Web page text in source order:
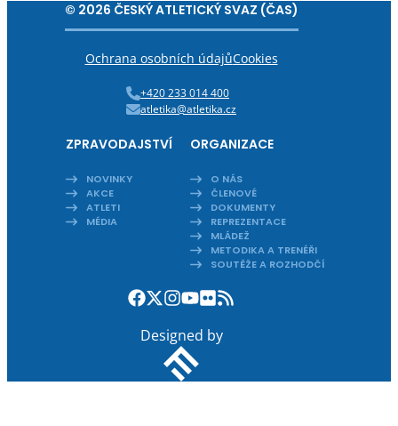
© 2026 ČESKÝ ATLETICKÝ SVAZ (ČAS)
Ochrana osobních údajůCookies
+420 233 014 400
atletika@atletika.cz
ZPRAVODAJSTVÍ
NOVINKY
AKCE
ATLETI
MÉDIA
ORGANIZACE
O NÁS
ČLENOVÉ
DOKUMENTY
REPREZENTACE
MLÁDEŽ
METODIKA A TRENÉŘI
SOUTĚŽE A ROZHODČÍ
Designed by